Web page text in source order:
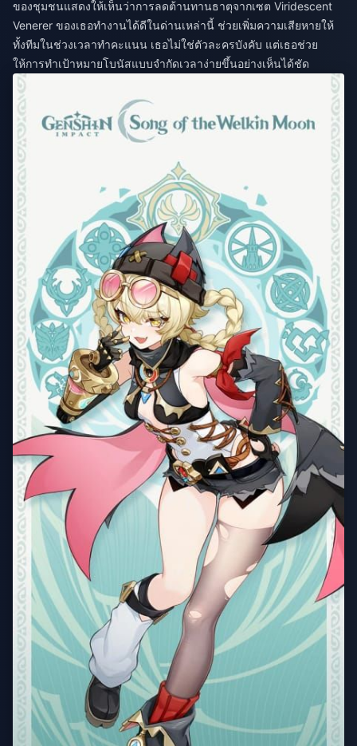
ของชุมชนแสดงให้เห็นว่าการลดต้านทานธาตุจากเซต Viridescent
Venerer ของเธอทำงานได้ดีในด่านเหล่านี้ ช่วยเพิ่มความเสียหายให้
ทั้งทีมในช่วงเวลาทำคะแนน เธอไม่ใช่ตัวละครบังคับ แต่เธอช่วย
ให้การทำเป้าหมายโบนัสแบบจำกัดเวลาง่ายขึ้นอย่างเห็นได้ชัด